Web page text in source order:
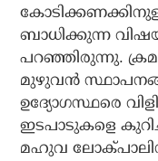
ബാധിക്കുന്ന
പറഞ്ഞിരുന്നു.
മുഴുവന്‍
ഉദ്യോഗസ്ഥരെ
ഇടപാടുകളെ
മഹുവ